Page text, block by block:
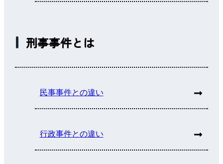
刑事事件とは
民事事件との違い
行政事件との違い